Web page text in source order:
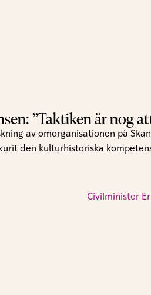
”Taktiken är nog
av omorganisationen på
den kulturhistoriska